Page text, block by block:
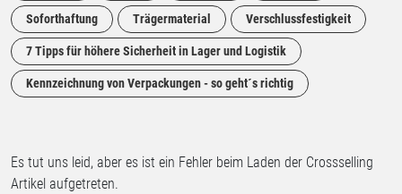
Soforthaftung Trägermaterial Verschlussfestigkeit
7 Tipps für höhere Sicherheit in Lager und Logistik
Kennzeichnung von Verpackungen - so geht´s richtig
Es tut uns leid, aber es ist ein Fehler beim Laden der Crossselling
Artikel aufgetreten.